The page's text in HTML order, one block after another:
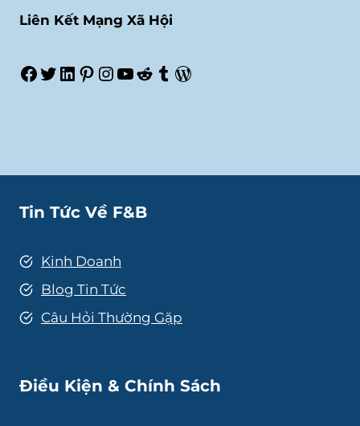
Liên Kết Mạng Xã Hội
Facebook
Twitter
LinkedIn
Pinterest
Instagram
Youtube
Reddit
Tumblr
WordPress
Tin Tức Về F&B
Kinh Doanh
Blog Tin Tức
Câu Hỏi Thường Gặp
Điều Kiện & Chính Sách